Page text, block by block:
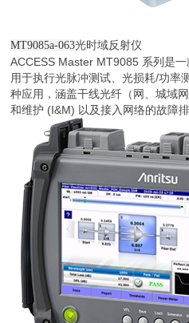
MT9085a-063光时域反射仪
ACCESS Master MT9085 系列是
用于执行光脉冲测试、光损耗/功率
种应用，涵盖干线光纤（网、城域
和维护 (I&M) 以及接入网络的故障